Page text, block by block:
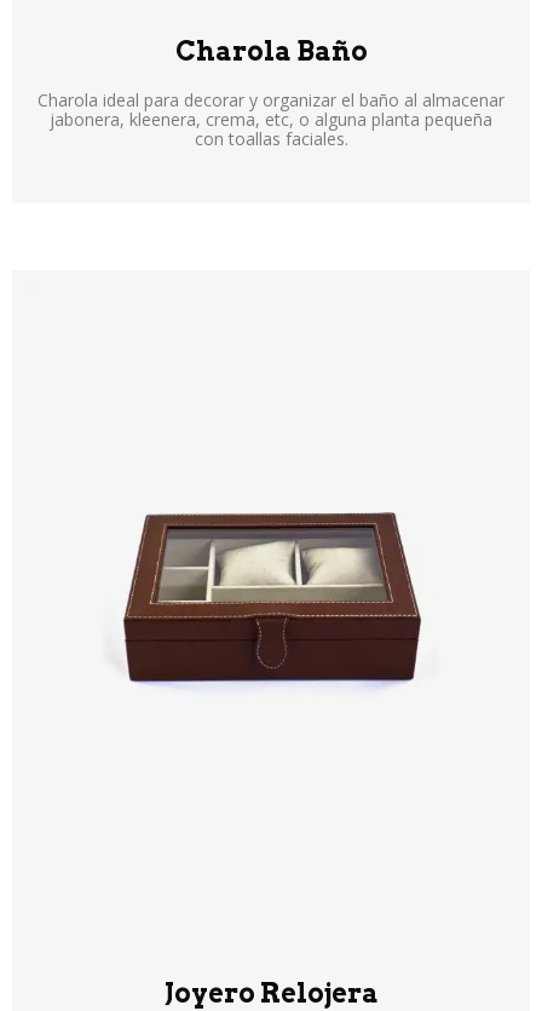
Charola Baño
Charola ideal para decorar y organizar el baño al almacenar
jabonera, kleenera, crema, etc, o alguna planta pequeña
con toallas faciales.
Joyero Relojera